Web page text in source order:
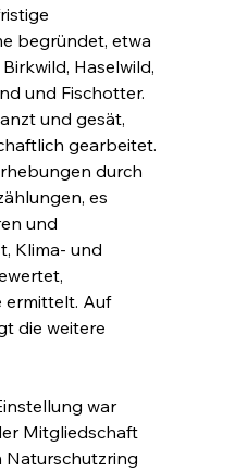
begründet, etwa
Haselwild,
und Fischotter.
und gesät,
gearbeitet.
durch
es
und
Klima- und
ermittelt. Auf
die weitere
war
Mitgliedschaft
Naturschutzring